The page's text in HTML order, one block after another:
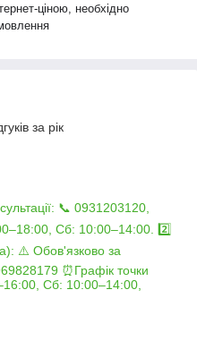
ціною, необхідно
за рік
📞 0931203120,
Сб: 10:00–14:00. 2️⃣
⚠️ Обов'язково за
⏰Графік точки
Сб: 10:00–14:00,